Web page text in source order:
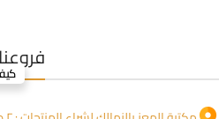
فروعنا